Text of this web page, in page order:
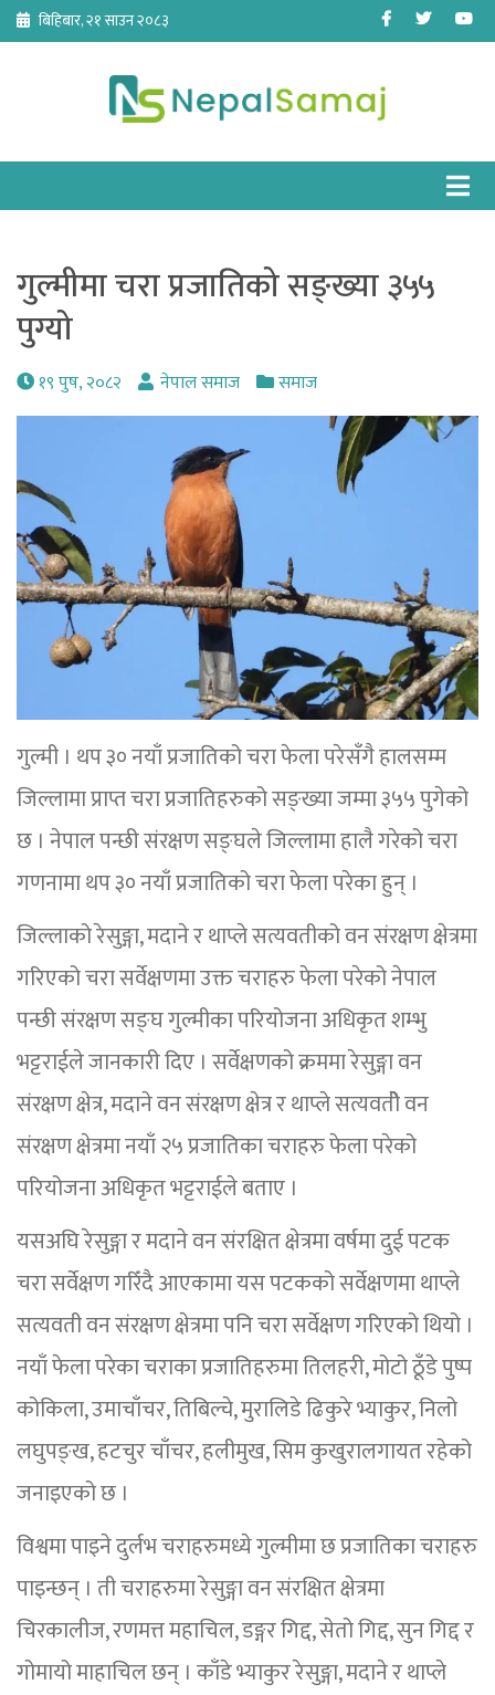
Skip
content
बिहिबार, २१ साउन २०८३ Facebook
Twitter
गुल्मीमा चरा प्रजातिको सङ्ख्या ३५५
पुग्यो
१९ पुष, २०८२ नेपाल समाज समाज
गुल्मी । थप ३० नयाँ प्रजातिको चरा फेला परेसँगै हालसम्म
जिल्लामा प्राप्त चरा प्रजातिहरुको सङ्ख्या जम्मा ३५५ पुगेको
छ । नेपाल पन्छी संरक्षण सङ्घले जिल्लामा हालै गरेको चरा
गणनामा थप ३० नयाँ प्रजातिको चरा फेला परेका हुन् ।
जिल्लाको रेसुङ्गा, मदाने र थाप्ले सत्यवतीको वन संरक्षण क्षेत्रमा
गरिएको चरा सर्वेक्षणमा उक्त चराहरु फेला परेको नेपाल
पन्छी संरक्षण सङ्घ गुल्मीका परियोजना अधिकृत शम्भु
भट्टराईले जानकारी दिए । सर्वेक्षणको क्रममा रेसुङ्गा वन
संरक्षण क्षेत्र, मदाने वन संरक्षण क्षेत्र र थाप्ले सत्यवतीे वन
संरक्षण क्षेत्रमा नयाँ २५ प्रजातिका चराहरु फेला परेको
परियोजना अधिकृत भट्टराईले बताए ।
यसअघि रेसुङ्गा र मदाने वन संरक्षित क्षेत्रमा वर्षमा दुई पटक
चरा सर्वेक्षण गरिँदै आएकामा यस पटकको सर्वेक्षणमा थाप्ले
सत्यवती वन संरक्षण क्षेत्रमा पनि चरा सर्वेक्षण गरिएको थियो ।
नयाँ फेला परेका चराका प्रजातिहरुमा तिलहरी, मोटो ठूँडे पुष्प
कोकिला, उमाचाँचर, तिबिल्चे, मुरालिडे ढिकुरे भ्याकुर, निलो
लघुपङ्ख, हटचुर चाँचर, हलीमुख, सिम कुखुरालगायत रहेको
जनाइएको छ ।
विश्वमा पाइने दुर्लभ चराहरुमध्ये गुल्मीमा छ प्रजातिका चराहरु
पाइन्छन् । ती चराहरुमा रेसुङ्गा वन संरक्षित क्षेत्रमा
चिरकालीज, रणमत्त महाचिल, डङ्गर गिद्द, सेतो गिद्द, सुन गिद्द र
गोमायो माहाचिल छन् । काँडे भ्याकुर रेसुङ्गा, मदाने र थाप्ले